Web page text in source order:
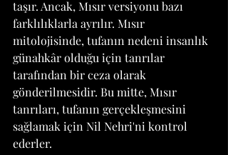
taşır. Ancak, Mısır versiyonu bazı
farklılıklarla ayrılır. Mısır
mitolojisinde, tufanın nedeni insanlık
günahkâr olduğu için tanrılar
tarafından bir ceza olarak
gönderilmesidir. Bu mitte, Mısır
tanrıları, tufanın gerçekleşmesini
sağlamak için Nil Nehri'ni kontrol
ederler.